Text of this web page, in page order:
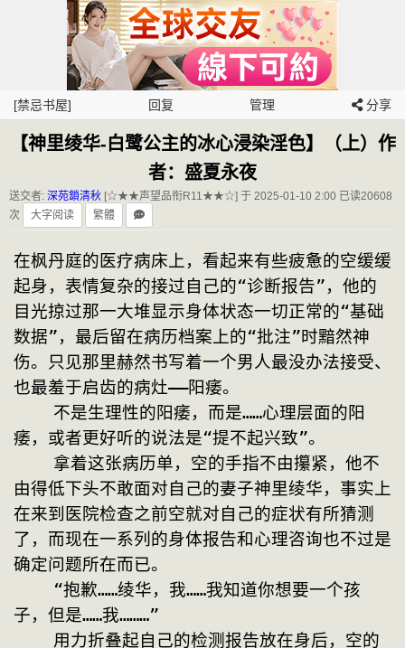
[禁忌书屋] 回复 管理 分享
【神里绫华-白鹭公主的冰心浸染淫色】（上）作
者：盛夏永夜
送交者: 深苑鎖清秋 [☆★★声望品衔R11★★☆] 于 2025-01-10 2:00 已读20608
次
大字阅读 繁體
在枫丹庭的医疗病床上，看起来有些疲惫的空缓缓
起身，表情复杂的接过自己的“诊断报告”，他的
目光掠过那一大堆显示身体状态一切正常的“基础
数据”，最后留在病历档案上的“批注”时黯然神
伤。只见那里赫然书写着一个男人最没办法接受、
也最羞于启齿的病灶——阳痿。
痿，或者更好听的说法是“提不起兴致”。
由得低下头不敢面对自己的妻子神里绫华，事实上
在来到医院检查之前空就对自己的症状有所猜测
了，而现在一系列的身体报告和心理咨询也不过是
确定问题所在而已。
子，但是……我………”